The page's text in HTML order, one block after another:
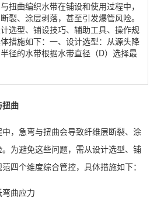
扭曲编织水带在铺设和使用过程中，
裂、涂层剥落，甚至引发爆管风险。
选型、铺设技巧、辅助工具、操作规
措施如下：一、设计选型：从源头降
径的水带根据水带直径（D）选择最
扭曲
，急弯与扭曲会导致纤维层断裂、涂
为避免这些问题，需从设计选型、铺
四个维度综合管控，具体措施如下：
曲应力